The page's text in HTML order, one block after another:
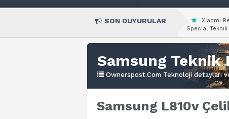
SON DUYURULAR Xiaomi
Special
Samsung Teknik
Ownerspost.Com Teknoloji detayları
Samsung L810v